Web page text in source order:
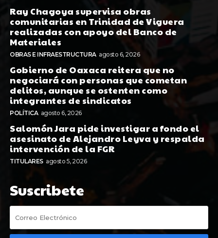
Ray Chagoya supervisa obras
comunitarias en Trinidad de Viguera
realizadas con apoyo del Banco de
Materiales
OBRAS E INFRAESTRUCTURA agosto 6, 2026
Gobierno de Oaxaca reitera que no
negociará con personas que cometan
delitos, aunque se ostenten como
integrantes de sindicatos
POLÍTICA agosto 6, 2026
Salomón Jara pide investigar a fondo el
asesinato de Alejandro Leyva y respalda
intervención de la FGR
TITULARES agosto 5, 2026
Suscribete